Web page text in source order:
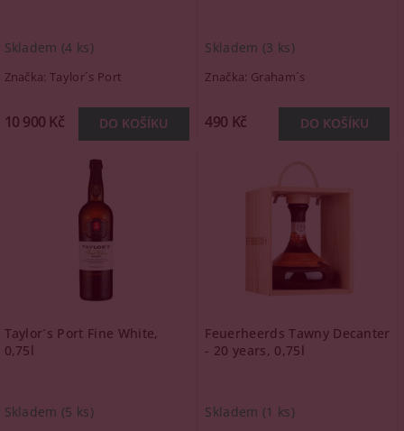
Skladem (4 ks)
Značka:Taylor´s Port
10 900 Kč
Skladem (3 ks)
Značka: Graham´s
490 Kč
Taylor´s Port Fine White,
0,75l
Skladem (5 ks)
Feuerheerds Tawny Decanter
- 20 years, 0,75l
Skladem (1 ks)